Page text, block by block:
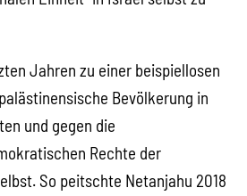
Jahren zu einer beispiellosen
Bevölkerung in
und gegen die
Rechte der
So peitschte Netanjahu 2018